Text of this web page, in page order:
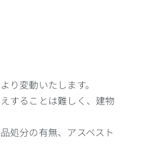
り変動いたします。
することは難しく、建物
処分の有無、アスベスト